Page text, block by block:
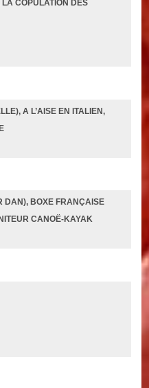
COPULATION DES
A L’AISE EN ITALIEN,
DAN), BOXE FRANÇAISE
CANOË-KAYAK